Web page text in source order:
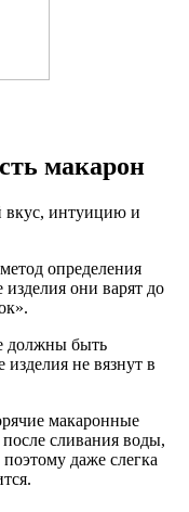
макарон
вкус, интуицию и
определения
они варят до
должны быть
не вязнут в
макаронные
сливания воды,
даже слегка